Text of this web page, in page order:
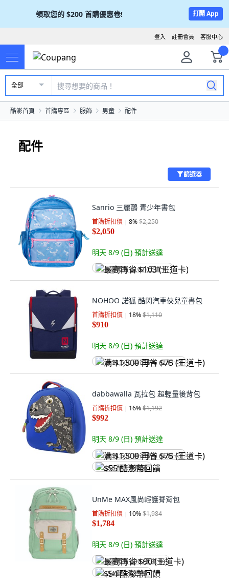
領取您的 $200 首購優惠卷! 打開 App
客服中心
註冊會員
登入
全部
酷澎首頁 首購專區 服飾 男童 配件
配件
篩選器
Sanrio 三麗鷗 青少年書包
首購折扣價 8%$2,250
$2,050
明天 8/9 (日) 預計送達
最高再省 $103 (王道卡)
NOHOO 諾狐 酷閃汽車俠兒童書包
首購折扣價 18%$1,110
$910
明天 8/9 (日) 預計送達
满 $1,500 再省 $75 (王道卡)
dabbawalla 瓦拉包 超輕量後背包
首購折扣價 16%$1,192
$992
明天 8/9 (日) 預計送達
满 $1,500 再省 $75 (王道卡)
$55 酷澎幣回饋
UnMe MAX風尚輕護脊背包
首購折扣價 10%$1,984
$1,784
明天 8/9 (日) 預計送達
最高再省 $90 (王道卡)
$54 酷澎幣回饋